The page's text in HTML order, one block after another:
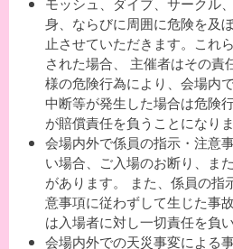
身、ならびに周囲に危険を及
止させていただきます。これ
された場合、 主催者はその責
様の危険行為により、会場内
中断等が発生した場合は危険
が賠償責任を負うことになりま
会場内外で係員の指示・注意
い場合、ご入場のお断り、ま
があります。 また、係員の指
意事項に従わずして生じた事
は入場者に対し一切責任を負い
会場内外での天災事変による